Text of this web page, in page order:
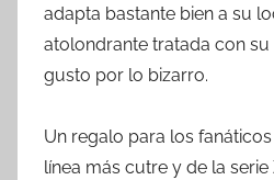
adapta bastante bien a su
atolondrante tratada con
gusto por lo bizarro.
Un regalo para los
línea más cutre y de la